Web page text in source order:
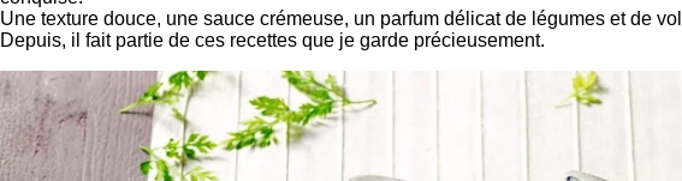
Une texture douce, une sauce crémeuse, un parfum délicat de légumes et de
Depuis, il fait partie de ces recettes que je garde précieusement.